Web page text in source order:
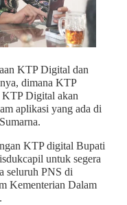
KTP Digital dan
dimana KTP
KTP Digital akan
aplikasi yang ada di
KTP digital Bupati
untuk segera
seluruh PNS di
Kementerian Dalam